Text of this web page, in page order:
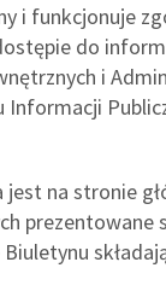
i funkcjonuje
do
i
Informacji
na stronie
prezentowane